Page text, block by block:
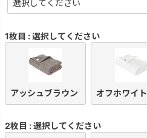
必
須
1枚目 選択してください
アッシュブラウン オフホワイト
2枚目
選択してください